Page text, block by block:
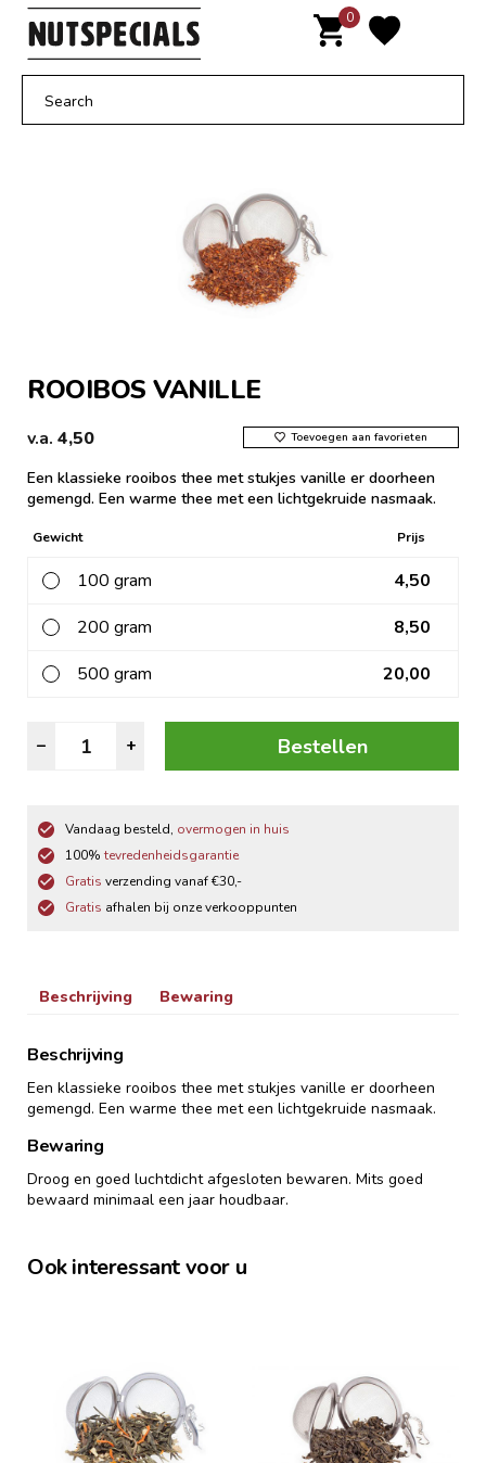
Door
naar
inhoud
0
ROOIBOS VANILLE
v.a. 4,50 Toevoegen aan favorieten
Een klassieke rooibos thee met stukjes vanille er doorheen
gemengd. Een warme thee met een lichtgekruide nasmaak.
Gewicht Prijs
100 gram
200 gram
500 gram
4,50
8,50
20,00
–
Rooibos
Vanille
+ Bestellen
Vandaag besteld, overmogen in huis
100% tevredenheidsgarantie
Gratis verzending vanaf €30,-
Gratis afhalen bij onze verkooppunten
Beschrijving Bewaring
Beschrijving
Een klassieke rooibos thee met stukjes vanille er doorheen
gemengd. Een warme thee met een lichtgekruide nasmaak.
Bewaring
Droog en goed luchtdicht afgesloten bewaren. Mits goed
bewaard minimaal een jaar houdbaar.
Ook interessant voor u